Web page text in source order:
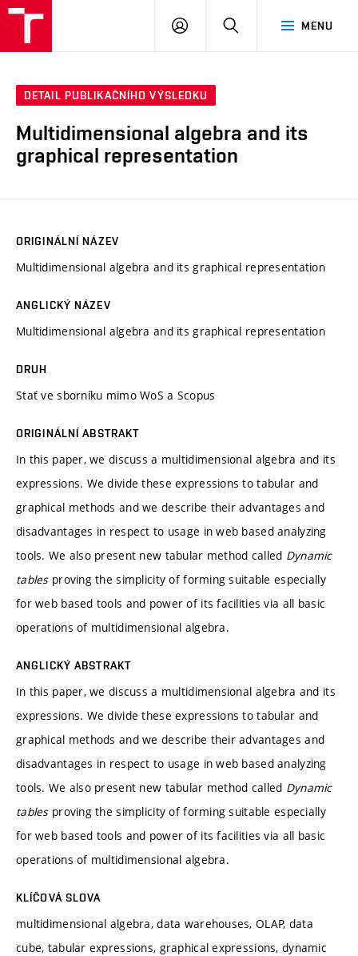
MENU
PŘIHLÁSIT
DETAIL PUBLIKAČNÍHO VÝSLEDKU
Multidimensional algebra and its
graphical representation
ORIGINÁLNÍ NÁZEV
Multidimensional algebra and its graphical representation
ANGLICKÝ NÁZEV
Multidimensional algebra and its graphical representation
DRUH
Stať ve sborníku mimo WoS a Scopus
ORIGINÁLNÍ ABSTRAKT
In this paper, we discuss a multidimensional algebra and its
expressions. We divide these expressions to tabular and
graphical methods and we describe their advantages and
disadvantages in respect to usage in web based analyzing
tools. We also present new tabular method called Dynamic
tablesproving the simplicity of forming suitable especially
for web based tools and power of its facilities via all basic
operations of multidimensional algebra.
ANGLICKÝ ABSTRAKT
In this paper, we discuss a multidimensional algebra and its
expressions. We divide these expressions to tabular and
graphical methods and we describe their advantages and
disadvantages in respect to usage in web based analyzing
tools. We also present new tabular method called Dynamic
tablesproving the simplicity of forming suitable especially
for web based tools and power of its facilities via all basic
operations of multidimensional algebra.
KLÍČOVÁ SLOVA
multidimensional algebra, data warehouses, OLAP, data
cube, tabular expressions, graphical expressions, dynamic